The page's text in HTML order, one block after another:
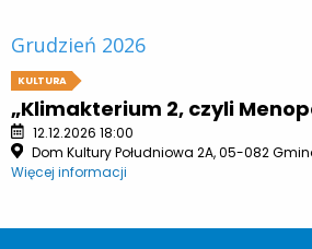
Grudzień 2026
KULTURA
„Klimakterium 2, czyli
12.12.2026 18:00
Dom Kultury Południowa 2A, 05-082
Więcej informacji